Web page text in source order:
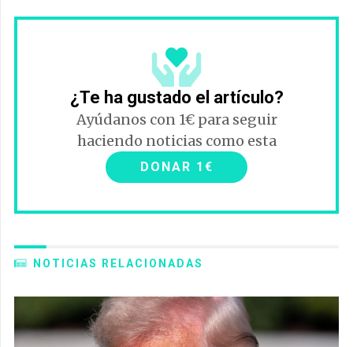
¿Te ha gustado el artículo?
Ayúdanos con 1€ para seguir
haciendo noticias como esta
DONAR 1€
NOTICIAS RELACIONADAS